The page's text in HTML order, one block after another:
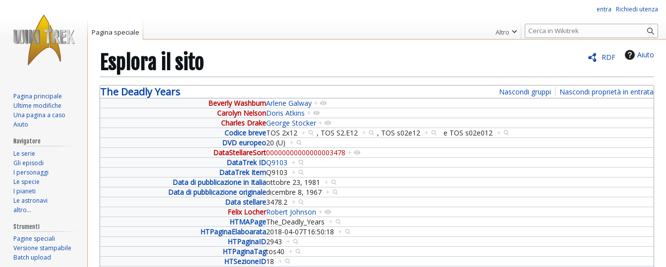
RDF Aiuto
Esplora il sito
Vai
alla
Vai
alla
The Deadly Years Nascondi gruppi
Nascondi proprietà in entrata
Beverly WashburnArlene Galway +
Carolyn NelsonDoris Atkins +
Charles DrakeGeorge Stocker +
Codice breveTOS 2x12 + , TOS S2.E12 + , TOS s02e12 + e TOS s02e012 +
DVD europeo20 (U) +
DataStellareSort00000000000000003478 +
DataTrek IDQ9103 +
DataTrek ItemQ9103 +
Data di pubblicazione in Italiaottobre 23, 1981 +
Data di pubblicazione originaledicembre 8, 1967 +
Data stellare3478.2 +
Felix LocherRobert Johnson +
HTMAPageThe_Deadly_Years +
HTPaginaElaboarata2018-04-07T16:50:18 +
HTPaginaID2943 +
HTPaginaTagtos40 +
HTSezioneID18 +
entra Richiedi utenza
Pagina speciale Altro
R
i
r
c
a
Pagina principale
Ultime modifiche
Una pagina a caso
Aiuto
Navigatore
Le serie
Gli episodi
I personaggi
Le specie
I pianeti
Le astronavi
altro…
Strumenti
Pagine speciali
Versione stampabile
Batch upload